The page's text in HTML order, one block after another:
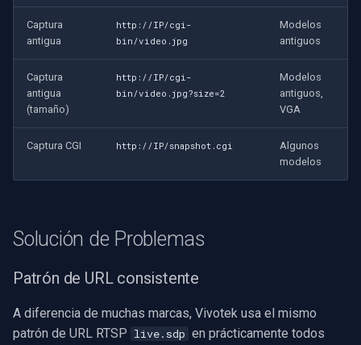
Captura
antigua
http://IP/cgi-
bin/video.jpg
Modelos
antiguos
Captura
antigua
(tamaño)
http://IP/cgi-
bin/video.jpg?size=2
Modelos
antiguos,
VGA
Captura CGI http://IP/snapshot.cgi
Algunos
modelos
Solución de Problemas
Patrón de URL consistente
A diferencia de muchas marcas, Vivotek usa el mismo
patrón de URL RTSP live.sdp en prácticamente todos